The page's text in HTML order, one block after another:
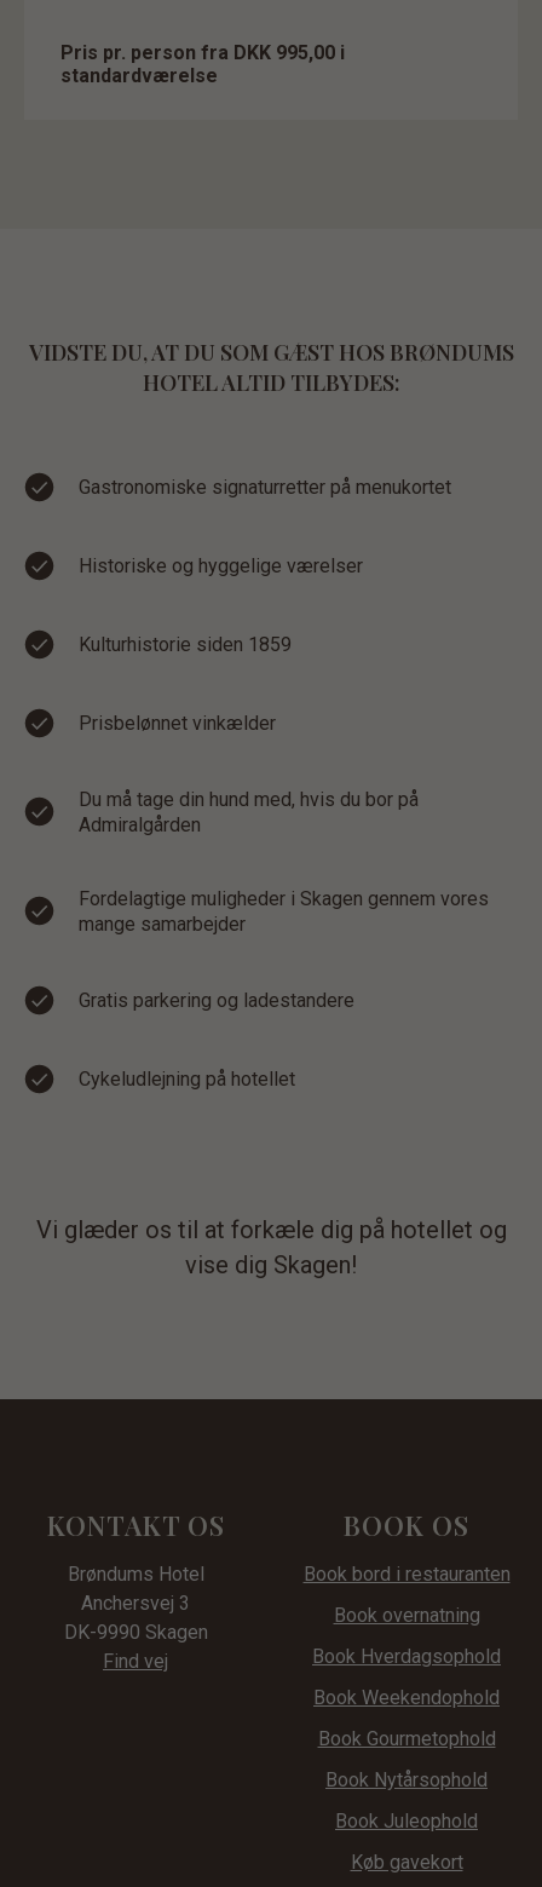
Pris pr. person fra DKK 995,00 i
standardværelse
VIDSTE DU, AT DU SOM GÆST HOS BRØNDUMS
HOTEL ALTID TILBYDES:
Gastronomiske signaturretter på menukortet
Historiske og hyggelige værelser
Kulturhistorie siden 1859
Prisbelønnet vinkælder
Du må tage din hund med, hvis du bor på
Admiralgården
Fordelagtige muligheder i Skagen gennem vores
mange samarbejder
Gratis parkering og ladestandere
Cykeludlejning på hotellet
Vi glæder os til at forkæle dig på hotellet og
vise dig Skagen!
KONTAKT OS
Brøndums Hotel
Anchersvej 3
DK-9990 Skagen
Find vej
BOOK OS
Book bord i restauranten
Book overnatning
Book Hverdagsophold
Book Weekendophold
Book Gourmetophold
Book Nytårsophold
Book Juleophold
Køb gavekort